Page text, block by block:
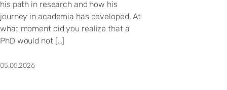
his path in research and how his
journey in academia has developed. At
what moment did you realize that a
PhD would not […]
05.05.2026